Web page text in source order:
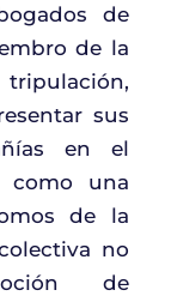
de
de la
sus
en el
como una
de la
no
de